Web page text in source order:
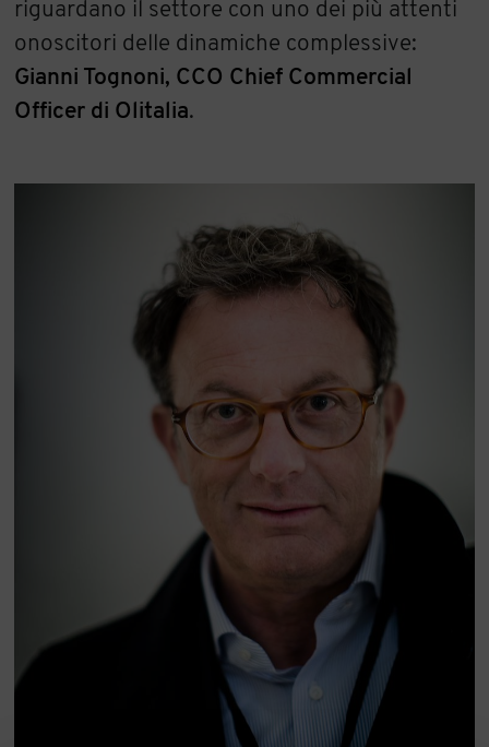
riguardano il settore con uno dei più attenti
onoscitori delle dinamiche complessive:
Gianni Tognoni, CCO Chief Commercial
Officer di Olitalia.